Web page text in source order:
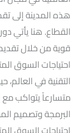
هذه المدينة إلى
القطاع. هنا يأتي
قوية من خلال
احتياجات السوق
التقنية في
متسارعاً يتواكب مع
البرمجة وتصميم